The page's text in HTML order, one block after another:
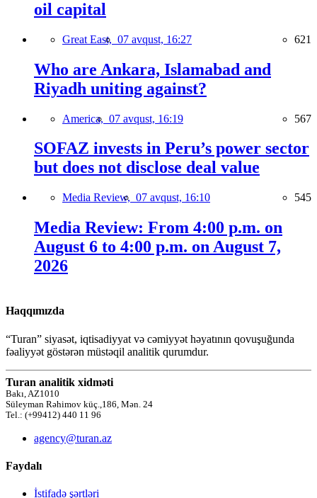
oil capital
Great East, 07 avqust, 16:27 621
Who are Ankara, Islamabad and
Riyadh uniting against?
America, 07 avqust, 16:19 567
SOFAZ invests in Peru’s power sector
but does not disclose deal value
Media Review, 07 avqust, 16:10 545
Media Review: From 4:00 p.m. on
August 6 to 4:00 p.m. on August 7,
2026
Haqqımızda
“Turan” siyasət, iqtisadiyyat və cəmiyyət həyatının qovuşuğunda
fəaliyyət göstərən müstəqil analitik qurumdur.
Turan analitik xidməti
Bakı, AZ1010
Süleyman Rəhimov küç.,186, Mən. 24
Tel.: (+99412) 440 11 96
agency@turan.az
Faydalı
İstifadə şərtləri